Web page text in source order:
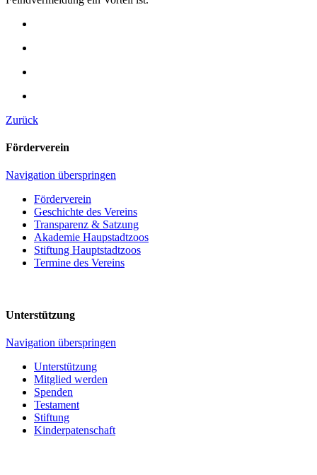
Zurück
Förderverein
Navigation überspringen
Förderverein
Geschichte des Vereins
Transparenz & Satzung
Akademie Haupstadtzoos
Stiftung Hauptstadtzoos
Termine des Vereins
Unterstützung
Navigation überspringen
Unterstützung
Mitglied werden
Spenden
Testament
Stiftung
Kinderpatenschaft